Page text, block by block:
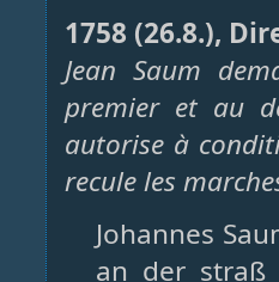
1758 (26.8.),
Jean Saum
premier et au
autorise à
recule les
Johannes
an der straß